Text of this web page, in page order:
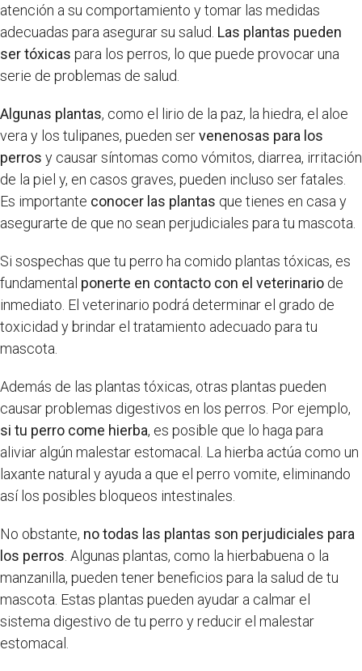
atención a su comportamiento y tomar las medidas
adecuadas para asegurar su salud. Las plantas pueden
ser tóxicas para los perros, lo que puede provocar una
serie de problemas de salud.
Algunas plantas, como el lirio de la paz, la hiedra, el aloe
vera y los tulipanes, pueden servenenosas para los
perros y causar síntomas como vómitos, diarrea, irritación
de la piel y, en casos graves, pueden incluso ser fatales.
Es importante conocer las plantas que tienes en casa y
asegurarte de que no sean perjudiciales para tu mascota.
Si sospechas que tu perro ha comido plantas tóxicas, es
fundamental ponerte en contacto con el veterinario de
inmediato. El veterinario podrá determinar el grado de
toxicidad y brindar el tratamiento adecuado para tu
mascota.
Además de las plantas tóxicas, otras plantas pueden
causar problemas digestivos en los perros. Por ejemplo,
si tu perro come hierba, es posible que lo haga para
aliviar algún malestar estomacal. La hierba actúa como un
laxante natural y ayuda a que el perro vomite, eliminando
así los posibles bloqueos intestinales.
No obstante, no todas las plantas son perjudiciales para
los perros . Algunas plantas, como la hierbabuena o la
manzanilla, pueden tener beneficios para la salud de tu
mascota. Estas plantas pueden ayudar a calmar el
sistema digestivo de tu perro y reducir el malestar
estomacal.